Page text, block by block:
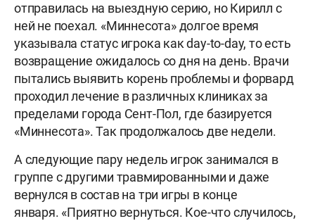
отправилась на выездную серию, но Кирилл с
ней не поехал. «Миннесота» долгое время
указывала статус игрока как day-to-day, то есть
возвращение ожидалось со дня на день. Врачи
пытались выявить корень проблемы и форвард
проходил лечение в различных клиниках за
пределами города Сент-Пол, где базируется
«Миннесота». Так продолжалось две недели.
А следующие пару недель игрок занимался в
группе с другими травмированными и даже
вернулся в состав на три игры в конце
января. «Приятно вернуться. Кое-что случилось,